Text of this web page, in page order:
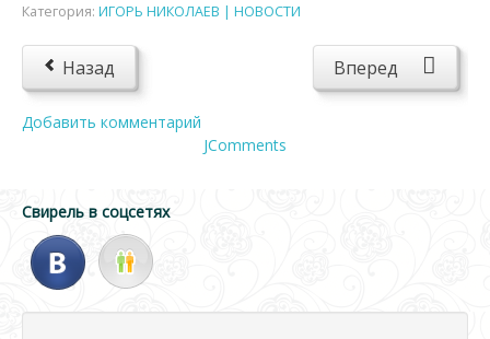
Категория: ИГОРЬ НИКОЛАЕВ | НОВОСТИ
Назад Вперед
Добавить комментарий
JComments
Свирель в соцсетях